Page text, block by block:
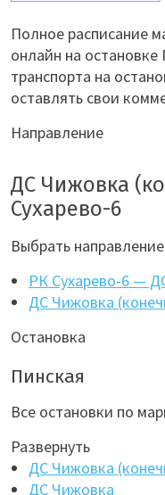
Полное расписание
онлайн на
транспорта на
оставлять свои
Направление
ДС Чижовка
Сухарево-6
Выбрать направление
РК Сухарево-6 —
ДС Чижовка
Остановка
Пинская
Все остановки по
Развернуть
ДС Чижовка
ДС Чижовка